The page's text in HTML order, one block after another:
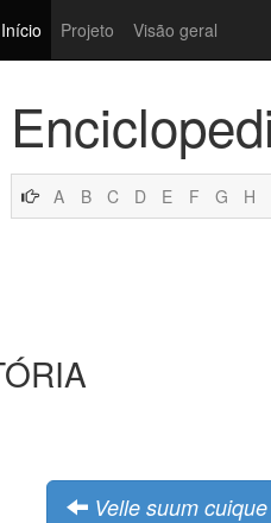
Início Projeto Visão geral
A B C D E F G H
Velle suum